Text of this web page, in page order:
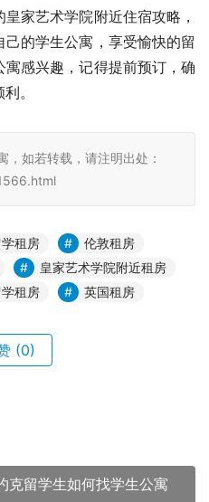
家艺术学院附近住宿攻略，
的学生公寓，享受愉快的留
感兴趣，记得提前预订，确
。
，如若转载，请注明出处：
租房
伦敦租房
皇家艺术学院附近租房
租房 英国租房
(0)
克留学生如何找学生公寓